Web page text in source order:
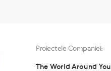
Proiectele Companiei:
The World Around You